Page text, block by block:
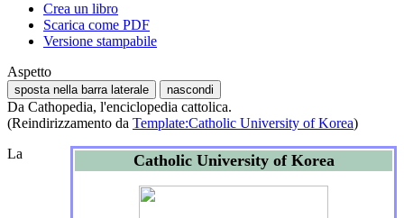
Crea un libro
Scarica come PDF
Versione stampabile
Aspetto
sposta nella barra laterale nascondi
Da Cathopedia, l'enciclopedia cattolica.
(Reindirizzamento da Template:Catholic University of Korea)
Catholic University of Korea
La